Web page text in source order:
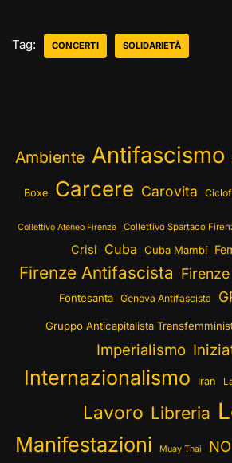
Tag: CONCERTI SOLIDARIETÀ
Ambiente Antifascismo
Boxe Carcere Carovita
Collettivo Ateneo Firenze Collettivo Spartaco
Crisi Cuba Cuba Mambí
Firenze Antifascista
Fontesanta Genova Antifascista
Gruppo Anticapitalista
Imperialismo
Internazionalismo Iran
Lavoro Libreria
Manifestazioni Muay Thai